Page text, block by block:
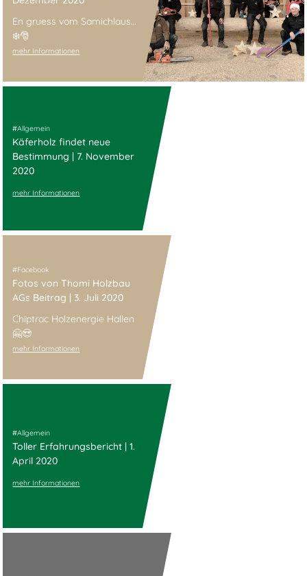
En gruess vom Samichlaus…
❄️🎅
mehr Informationen
Allgemein
Käferholz findet neue
Bestimmung | 7. November
2020
mehr Informationen
Facebook
Fotos von Thomi Holzbau
AGs Beitrag | 3. Juli 2020
Chiptrac Holzenergie Hallen
🤗😍
mehr Informationen
Allgemein
Toller Erfahrungsbericht | 1.
April 2020
mehr Informationen